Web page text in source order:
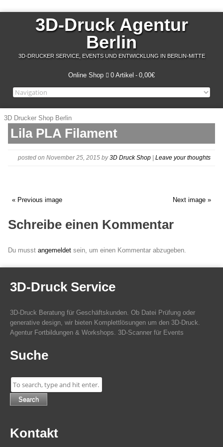
3D-Druck Agentur
Berlin
3D-DRUCKER SERVICE, EVENTS UND ENTWICKLUNG IN BERLIN-MITTE
Online Shop 0 Artikel 0,00€
3D Drucker Shop Berlin
Lila PLA Filament
posted on November 25, 2015 by3D Druck Shop Leave your thoughts
Next image »
« Previous image
Schreibe einen Kommentar
Du musst angemeldet sein, um einen Kommentar abzugeben.
3D-Druck Service
3D-Druck Beratung für Geschäftskunden. Ob Datei Prüfung oder
generative design, wir bieten Komplettlösungen um den 3D-Druck.
Agentur Fortbildungen & Workshops. 3D-Scanner für Events
Suche
Search
Kontakt